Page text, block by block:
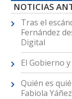
NOTICIAS
Tras el
Fernández
Digital
El Gobierno
Quién es
Fabiola Yáñez